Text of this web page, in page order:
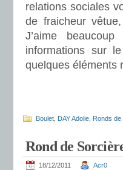
relations sociales
de fraicheur
J’aime
informations sur
quelques éléments
Boulet DAY Adolie Ronds
Rond de
18/12/2011 Acr0